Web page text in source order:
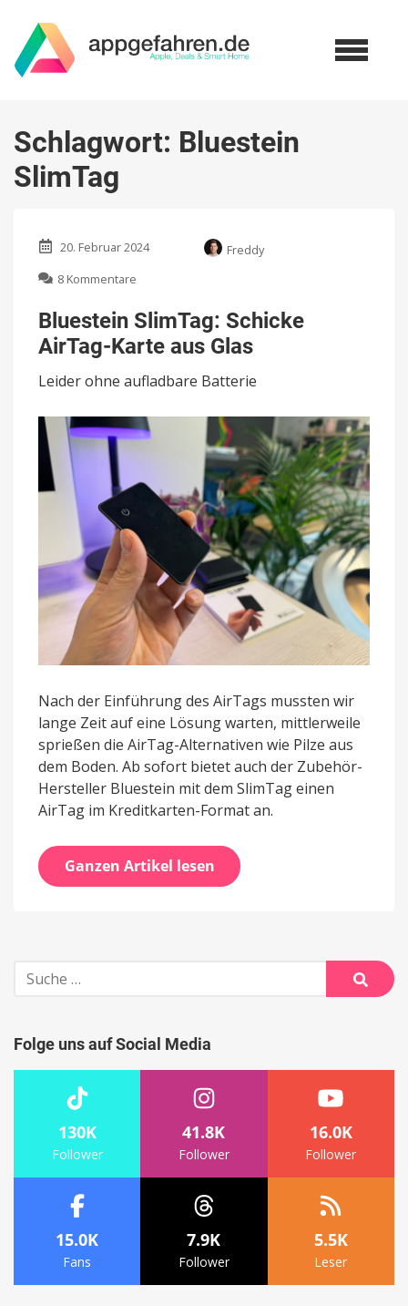
Schlagwort: Bluestein
SlimTag
20. Februar 2024
Freddy
8 Kommentare
SlimTag:
Schicke
AirTag-
aus
Bluestein SlimTag: Schicke
AirTag-Karte aus Glas
Leider ohne aufladbare Batterie
Nach der Einführung des AirTags mussten wir
lange Zeit auf eine Lösung warten, mittlerweile
sprießen die AirTag-Alternativen wie Pilze aus
dem Boden. Ab sofort bietet auch der Zubehör-
Hersteller Bluestein mit dem SlimTag einen
AirTag im Kreditkarten-Format an.
Ganzen Artikel lesen
Suche
nach:
Suche
Folge uns auf Social Media
130K
Follower
41.8K
Follower
16.0K
Follower
15.0K
Fans
7.9K
Follower
5.5K
Leser